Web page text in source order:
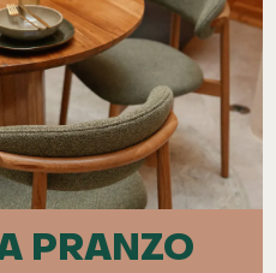
PRANZO